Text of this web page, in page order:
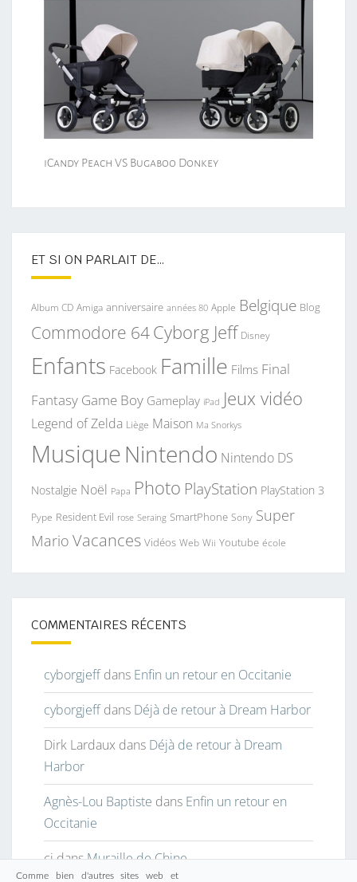
iCandy Peach VS Bugaboo Donkey
ET SI ON PARLAIT DE…
Album CD Amiga anniversaire années 80 Apple Belgique Blog
Commodore 64Cyborg Jeff Disney
Enfants Facebook Famille Films Final
Fantasy Game Boy Gameplay iPad Jeux vidéo
Legend of Zelda Liège Maison Ma Snorkys
MusiqueNintendo Nintendo DS
Nostalgie Noël Papa Photo PlayStation PlayStation 3
Pype Resident Evil rose Seraing SmartPhone Sony Super
Mario Vacances Vidéos Web Wii Youtube école
COMMENTAIRES RÉCENTS
cyborgjeffdans Enfin un retour en Occitanie
cyborgjeffdans Déjà de retour à Dream Harbor
Dirk Lardaux dans Déjà de retour à Dream
Harbor
Agnès-Lou Baptiste dans Enfin un retour en
Occitanie
cjdansMuraille de Chine
Comme bien d'autres sites web et